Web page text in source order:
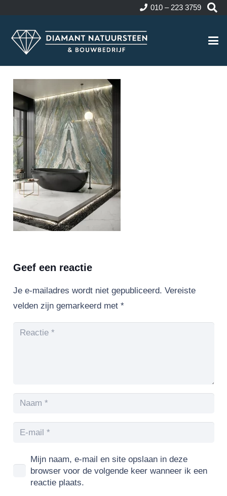
010 – 223 3759
Geef een reactie
Je e-mailadres wordt niet gepubliceerd. Vereiste
velden zijn gemarkeerd met *
Mijn naam, e-mail en site opslaan in deze
browser voor de volgende keer wanneer ik een
reactie plaats.